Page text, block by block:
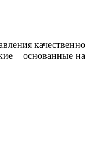
качественно
– основанные на